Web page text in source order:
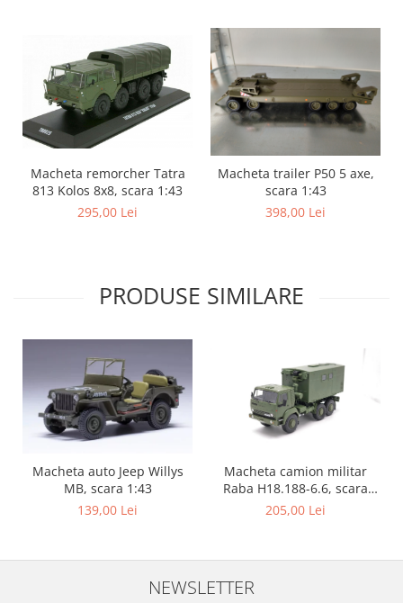
Macheta remorcher Tatra
813 Kolos 8x8, scara 1:43
295,00 Lei
Macheta trailer P50 5 axe,
scara 1:43
398,00 Lei
PRODUSE SIMILARE
Macheta auto Jeep Willys
MB, scara 1:43
139,00 Lei
Macheta camion militar
Raba H18.188-6.6, scara
1:43
205,00 Lei
NEWSLETTER